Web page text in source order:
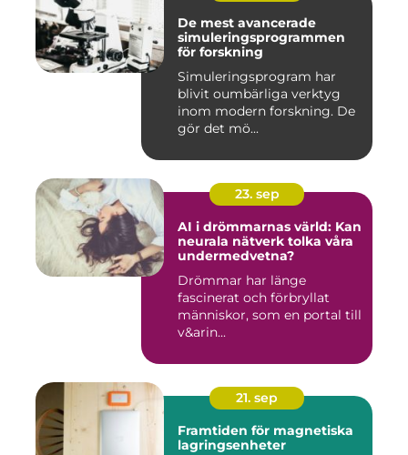
De mest avancerade
simuleringsprogrammen
för forskning
Simuleringsprogram har
blivit oumbärliga verktyg
inom modern forskning. De
gör det mö...
23. sep
AI i drömmarnas värld: Kan
neurala nätverk tolka våra
undermedvetna?
Drömmar har länge
fascinerat och förbryllat
människor, som en portal till
v&arin...
21. sep
Framtiden för magnetiska
lagringsenheter